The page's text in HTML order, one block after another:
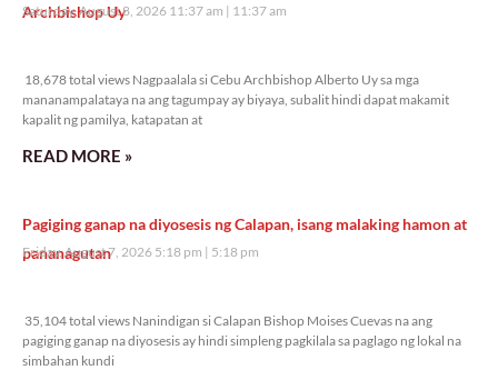
Archbishop Uy
Saturday, August 8, 2026 11:37 am 11:37 am
18,678 total views Nagpaalala si Cebu Archbishop Alberto Uy sa mga
mananampalataya na ang tagumpay ay biyaya, subalit hindi dapat makamit
kapalit ng pamilya, katapatan at
READ MORE »
Pagiging ganap na diyosesis ng Calapan, isang malaking hamon at
pananagutan
Friday, August 7, 2026 5:18 pm 5:18 pm
35,104 total views Nanindigan si Calapan Bishop Moises Cuevas na ang
pagiging ganap na diyosesis ay hindi simpleng pagkilala sa paglago ng lokal na
simbahan kundi